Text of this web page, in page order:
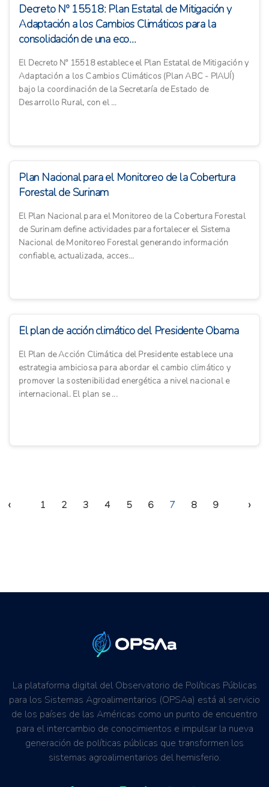
Decreto Nº 15518: Plan Estatal de Mitigación y
Adaptación a los Cambios Climáticos para la
consolidación de una eco...
El Decreto Nº 15518 establece el Plan Estatal de Mitigación y
Adaptación a los Cambios Climáticos (Plan ABC - PIAUÍ)
bajo la coordinación de la Secretaría de Estado de
Desarrollo Rural, con el ...
Plan Nacional para el Monitoreo de la Cobertura
Forestal de Surinam
El Plan Nacional para el Monitoreo de la Cobertura Forestal
de Surinam define actividades para fortalecer el Sistema
Nacional de Monitoreo Forestal generando información
confiable, actualizada, acces...
El plan de acción climático del Presidente Obama
El Plan de Acción Climática del Presidente establece una
estrategia ambiciosa para abordar el cambio climático y
promover la sostenibilidad energética a nivel nacional e
internacional. El plan se ...
‹ 1 2 3 4 5 6 7 8 9 ›
La plataforma digital del Observatorio de Políticas Públicas
para los Sistemas Agroalimentarios (OPSAa) está al servicio
de los países de las Américas como un punto de encuentro
para el intercambio de conocimientos e impulsar la nueva
generación de políticas públicas que transformen los
sistemas agroalimentarios del hemisferio.